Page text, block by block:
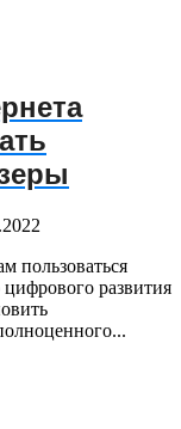
пользоваться
развития